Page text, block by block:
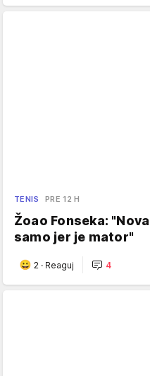
TENIS PRE 12 H
Žoao Fonseka:
samo jer je mator"
2 · Reaguj 4